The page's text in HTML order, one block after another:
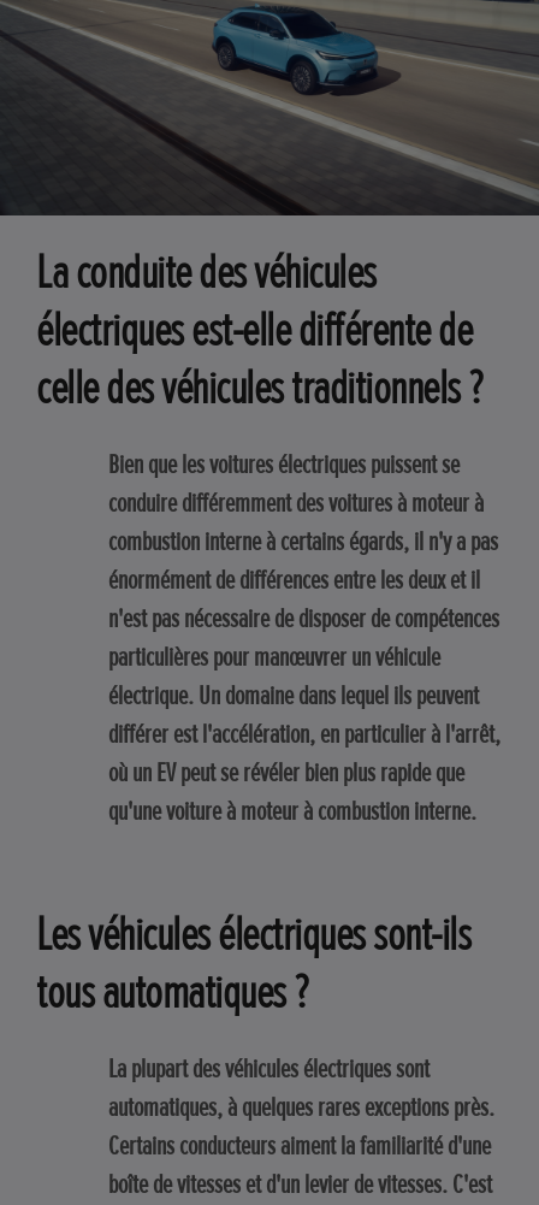
La conduite des véhicules
électriques est-elle différente de
celle des véhicules traditionnels ?
Bien que les voitures électriques puissent se
conduire différemment des voitures à moteur à
combustion interne à certains égards, il n'y a pas
énormément de différences entre les deux et il
n'est pas nécessaire de disposer de compétences
particulières pour manœuvrer un véhicule
électrique. Un domaine dans lequel ils peuvent
différer est l'accélération, en particulier à l'arrêt,
où un EV peut se révéler bien plus rapide que
qu'une voiture à moteur à combustion interne.
Les véhicules électriques sont-ils
tous automatiques ?
La plupart des véhicules électriques sont
automatiques, à quelques rares exceptions près.
Certains conducteurs aiment la familiarité d'une
boîte de vitesses et d'un levier de vitesses. C'est